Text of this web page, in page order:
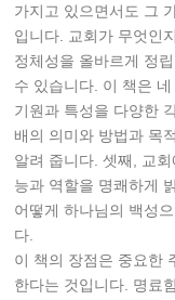
가지고 있으면서도 그
입니다. 교회가 무엇인
정체성을 올바르게 정
수 있습니다. 이 책은
기원과 특성을 다양한
배의 의미와 방법과 목
알려 줍니다. 셋째, 교
능과 역할을 명쾌하게
어떻게 하나님의 백성
다.
이 책의 장점은 중요한
한다는 것입니다. 명료